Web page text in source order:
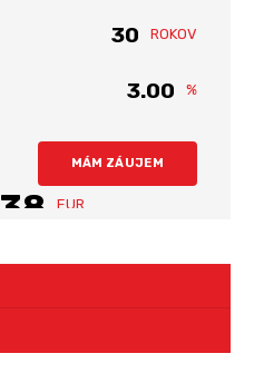
ROKOV
%
MÁM ZÁUJEM
38 EUR